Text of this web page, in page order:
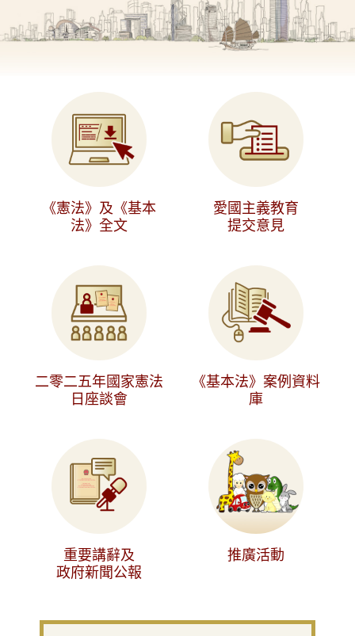
《憲法》及《基本
法》全文
愛國主義教育
提交意見
二零二五年國家憲法
日座談會
《基本法》案例資料
庫
重要講辭及
政府新聞公報
推廣活動